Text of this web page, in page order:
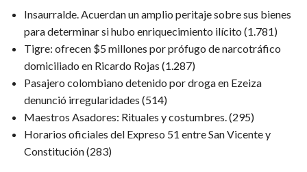
Insaurralde. Acuerdan un amplio peritaje sobre sus bienes
para determinar si hubo enriquecimiento ilícito (1.781)
Tigre: ofrecen $5 millones por prófugo de narcotráfico
domiciliado en Ricardo Rojas (1.287)
Pasajero colombiano detenido por droga en Ezeiza
denunció irregularidades (514)
Maestros Asadores: Rituales y costumbres.(295)
Horarios oficiales del Expreso 51 entre San Vicente y
Constitución(283)